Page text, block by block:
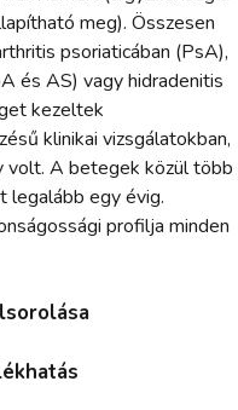
meg). Összesen
psoriaticában (PsA),
és AS) vagy hidradenitis
kezeltek
klinikai vizsgálatokban,
A betegek közül több
legalább egy évig.
profilja minden